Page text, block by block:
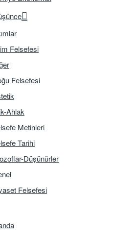
Felsefesi
Felsefesi
Ahlak
Metinleri
Tarihi
Düşünürler
Felsefesi